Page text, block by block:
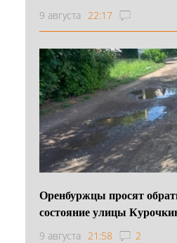
9 августа 22:17
Оренбуржцы просят
состояние улицы
9 августа 21:58 2